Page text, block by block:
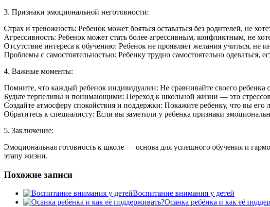
3. Признаки эмоциональной неготовности:
Страх и тревожность: Ребенок может бояться оставаться без родителей, не
Агрессивность: Ребенок может стать более агрессивным, конфликтным, не
Отсутствие интереса к обучению: Ребенок не проявляет желания учиться, не
Проблемы с самостоятельностью: Ребенку трудно самостоятельно одеваться,
4. Важные моменты:
Помните, что каждый ребенок индивидуален: Не сравнивайте своего ребенка
Будьте терпеливы и понимающими: Переход к школьной жизни — это
Создайте атмосферу спокойствия и поддержки: Покажите ребенку, что вы его
Обратитесь к специалисту: Если вы заметили у ребенка признаки
5. Заключение:
Эмоциональная готовность к школе — основа для успешного обучения и
этапу жизни.
Похожие записи
Воспитание внимания у детей
Осанка ребёнка и как её